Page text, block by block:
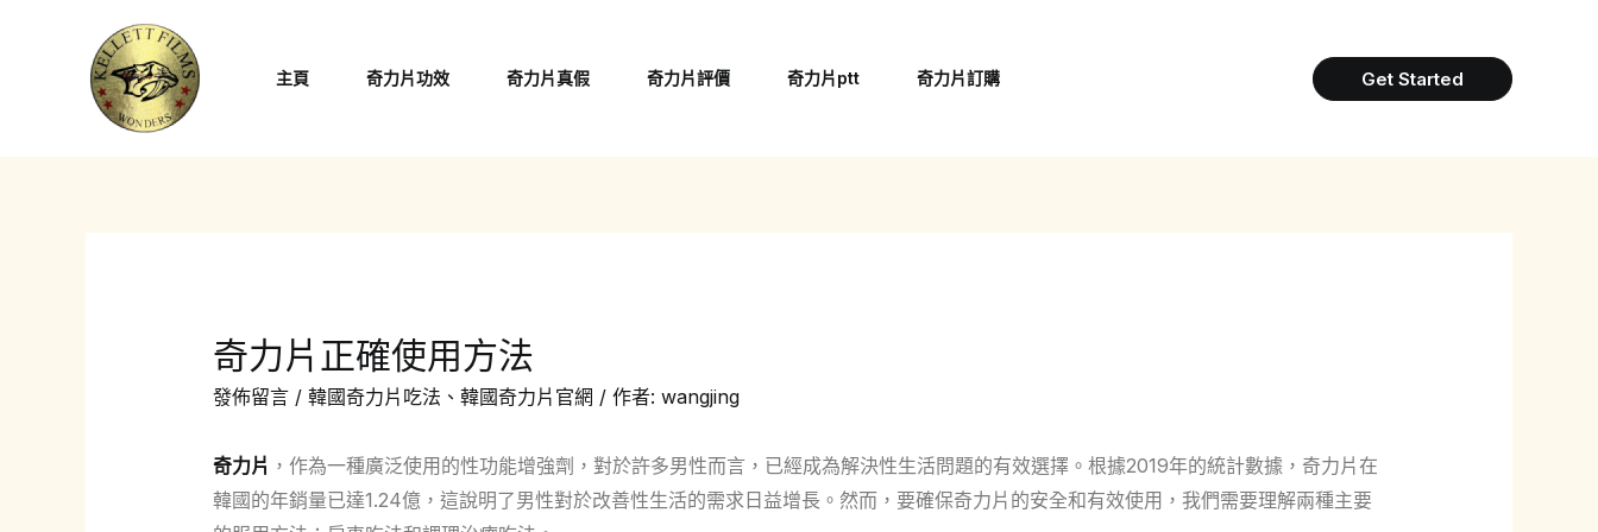
主頁 奇力片功效 奇力片真假 奇力片評價 奇力片ptt 奇力片訂購 Get Started
奇力片正確使用方法
發佈留言 / 韓國奇力片吃法 、 韓國奇力片官網 / 作者: wangjing
奇力片 ，作為一種廣泛使用的性功能增強劑，對於許多男性而言，已經成為解決性生活問題的有效選擇。根據2019年的統計數據，奇力片在
韓國的年銷量已達1.24億，這說明了男性對於改善性生活的需求日益增長。然而，要確保奇力片的安全和有效使用，我們需要理解兩種主要